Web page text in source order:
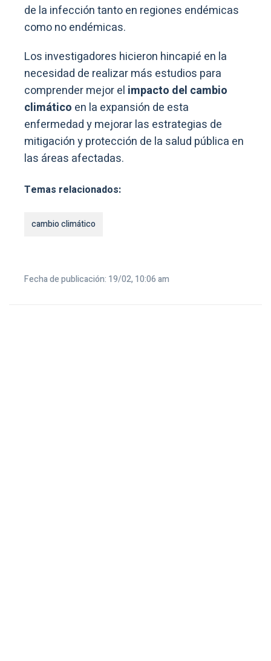
de la infección tanto en regiones endémicas
como no endémicas.
Los investigadores hicieron hincapié en la
necesidad de realizar más estudios para
comprender mejor el impacto del cambio
climático en la expansión de esta
enfermedad y mejorar las estrategias de
mitigación y protección de la salud pública en
las áreas afectadas.
Temas relacionados:
cambio climático
Fecha de publicación: 19/02, 10:06 am